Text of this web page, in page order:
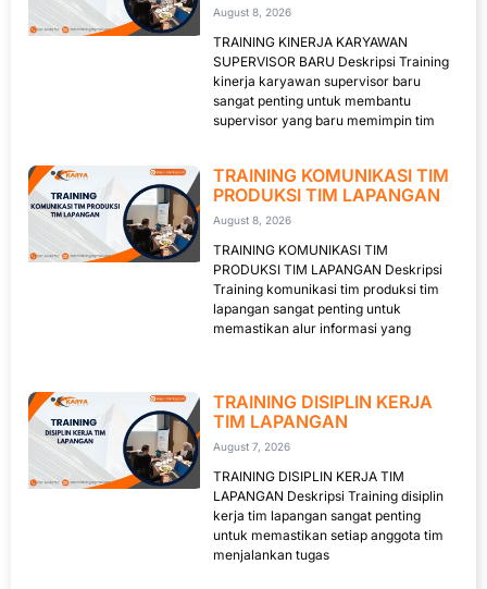
August 8, 2026
TRAINING KINERJA KARYAWAN
SUPERVISOR BARU Deskripsi Training
kinerja karyawan supervisor baru
sangat penting untuk membantu
supervisor yang baru memimpin tim
TRAINING KOMUNIKASI TIM
PRODUKSI TIM LAPANGAN
August 8, 2026
TRAINING KOMUNIKASI TIM
PRODUKSI TIM LAPANGAN Deskripsi
Training komunikasi tim produksi tim
lapangan sangat penting untuk
memastikan alur informasi yang
TRAINING DISIPLIN KERJA
TIM LAPANGAN
August 7, 2026
TRAINING DISIPLIN KERJA TIM
LAPANGAN Deskripsi Training disiplin
kerja tim lapangan sangat penting
untuk memastikan setiap anggota tim
menjalankan tugas